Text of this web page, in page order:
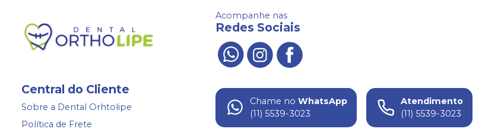
Central do Cliente
Sobre a Dental Orhtolipe
Política de Frete
Acompanhe nas
Redes Sociais
Chame no WhatsApp
(11) 5539-3023
Atendimento
(11) 5539-3023